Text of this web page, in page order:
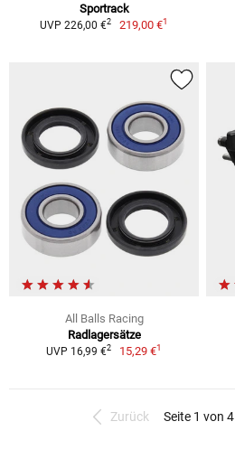
Sportrack
UVP 226,00 €2 219,00 €1
All Balls Racing
Radlagersätze
UVP 16,99 €2 15,29 €1
Zurück Seite 1 von 4